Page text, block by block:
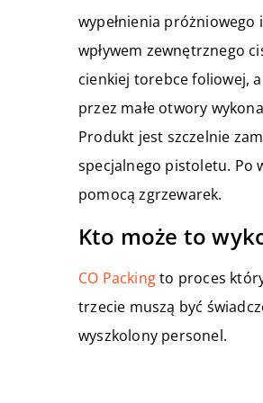
wypełnienia
wpływem zewnętrznego
cienkiej torebce foliowej,
przez małe otwory
Produkt jest szczelnie
specjalnego pistoletu. Po
pomocą zgrzewarek.
Kto może to
CO Packingto proces
trzecie muszą być
wyszkolony personel.